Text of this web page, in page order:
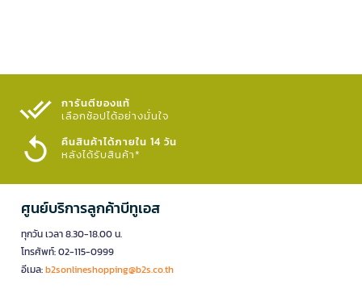
การันตีของแท้
เลือกช้อปได้อย่างมั่นใจ​
คืนสินค้าได้ภายใน 14 วัน
หลังได้รับสินค้า*
ศูนย์บริการลูกค้าบีทูเอส
ทุกวัน เวลา 8.30-18.00 น.
โทรศัพท์: 02-115-0999
อีเมล:b2sonlineshopping@b2s.co.th